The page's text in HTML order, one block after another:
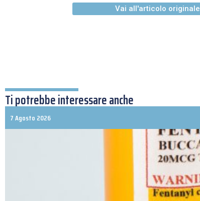
Vai all'articolo originale
Ti potrebbe interessare anche
7 Agosto 2026